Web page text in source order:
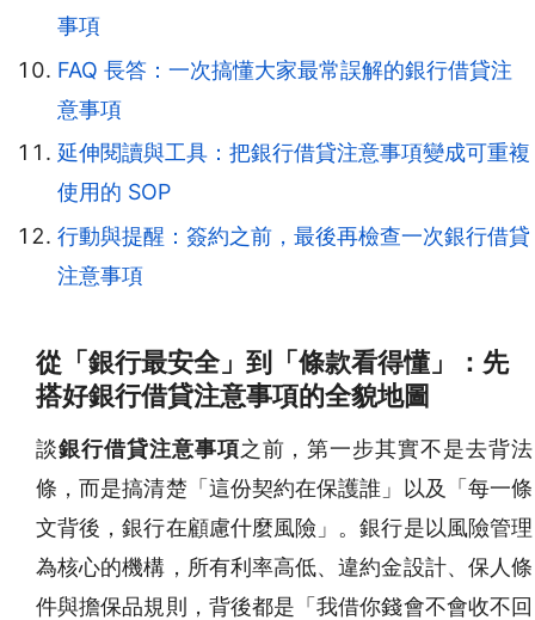
事項
FAQ 長答：一次搞懂大家最常誤解的銀行借貸注
意事項
延伸閱讀與工具：把銀行借貸注意事項變成可重複
使用的 SOP
行動與提醒：簽約之前，最後再檢查一次銀行借貸
注意事項
從「銀行最安全」到「條款看得懂」：先
搭好銀行借貸注意事項的全貌地圖
談銀行借貸注意事項之前，第一步其實不是去背法
條，而是搞清楚「這份契約在保護誰」以及「每一條
文背後，銀行在顧慮什麼風險」。銀行是以風險管理
為核心的機構，所有利率高低、違約金設計、保人條
件與擔保品規則，背後都是「我借你錢會不會收不回